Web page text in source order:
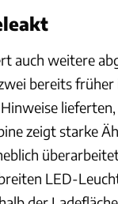
auch weitere
bereits
zeigt starke
LED-